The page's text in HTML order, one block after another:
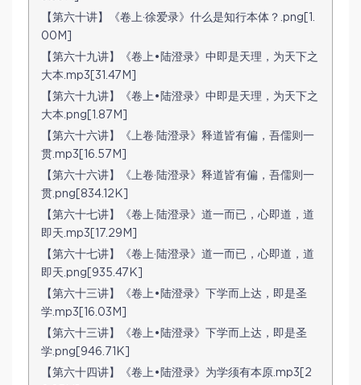
【第六十讲】《卷上·徐爱录》什么是知行本体？.png[1.
00M]
【第六十九讲】《卷上•陆澄录》中即是天理，为天下之
大本.mp3[31.47M]
【第六十九讲】《卷上•陆澄录》中即是天理，为天下之
大本.png[1.87M]
【第六十六讲】《上卷·陆澄录》释道皆有偏，吾儒则一
贯.mp3[16.57M]
【第六十六讲】《上卷·陆澄录》释道皆有偏，吾儒则一
贯.png[834.12K]
【第六十七讲】《卷上·陆澄录》道一而已，心即道，道
即天.mp3[17.29M]
【第六十七讲】《卷上·陆澄录》道一而已，心即道，道
即天.png[935.47K]
【第六十三讲】《卷上•陆澄录》下学而上达，即是圣
学.mp3[16.03M]
【第六十三讲】《卷上•陆澄录》下学而上达，即是圣
学.png[946.71K]
【第六十四讲】《卷上•陆澄录》为学须有本原.mp3[2